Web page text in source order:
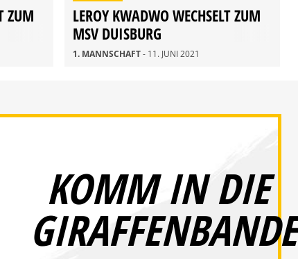
ZUM
LEROY KWADWO WECHSELT ZUM
MSV DUISBURG
1. MANNSCHAFT- 11. JUNI 2021
KOMM IN DIE
GIRAFFENBANDE